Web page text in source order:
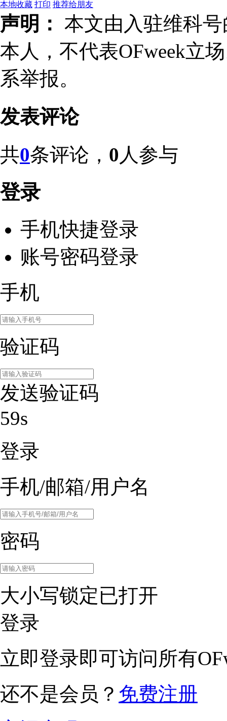
本地收藏 打印 推荐给朋友
声明： 本文由入驻维科
本人，不代表OFweek立
系举报。
发表评论
共0条评论， 0 人参与
登录
手机快捷登录
账号密码登录
手机
验证码
发送验证码
59s
登录
手机/邮箱/用户名
密码
大小写锁定已打开
登录
立即登录即可访问所有
还不是会员？ 免费注册